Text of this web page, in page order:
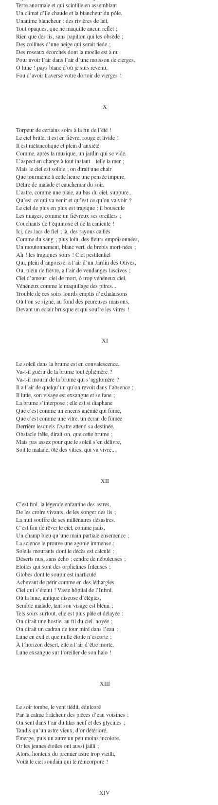
Terre anormale et qui scintille en assemblant
Un climat d’île chaude et la blancheur du pôle.
Unanime blancheur : des rivières de lait,
Tout opaques, que ne maquille aucun reflet ;
Rien que des lis, sans papillon qui les obsède ;
Des collines d’une neige qui serait tiède ;
Des roseaux écorchés dont la moelle est à nu
Pour avoir l’air dans l’air d’une moisson de cierges.
Ô lune ! pays blanc d’où je suis revenu,
Fou d’avoir traversé votre dortoir de vierges !
X
Torpeur de certains soirs à la fin de l’été !
Le ciel brûle, il est en fièvre, rouge et livide !
Il est mélancolique et plein d’anxiété
Comme, après la musique, un jardin qui se vide.
L’aspect en change à tout instant – telle la mer ;
Mais le ciel est solide ; on dirait une chair
Que tourmente à cette heure une pensée impure,
Délire de malade et cauchemar du soir.
L’astre, comme une plaie, au bas du ciel, suppure...
Qu’est-ce qui va venir et qu’est-ce qu’on va voir ?
Le ciel de plus en plus est tragique ; il bouscule
Les nuages, comme un fiévreux ses oreillers ;
Couchants de l’équinoxe et de la canicule !
Ici, des lacs de fiel ; là, des rayons caillés
Comme du sang ; plus loin, des fleurs empoisonnées,
Un moutonnement, blanc vert, de brebis mort-nées ;
Ah ! les tragiques soirs ! Ciel pestilentiel
Qui, plein d’angoisse, a l’air d’un Jardin des Olives,
Ou, plein de fièvre, a l’air de vendanges lascives ;
Ciel d’amour, ciel de mort, ô trop vénéneux ciel,
Vénéneux comme le maquillage des pitres...
Trouble de ces soirs lourds emplis d’exhalaisons
Où l’on se signe, au fond des peureuses maisons,
Devant un éclair brusque et qui soufre les vitres !
XI
Le soleil dans la brume est en convalescence.
Va-t-il guérir de la brume tout éphémère ?
Va-t-il mourir de la brume qui s’agglomère ?
Il a l’air de quelqu’un qu’on revoit dans l’absence ;
Il lutte, son visage est exsangue et se fane ;
La brume s’interpose ; elle est si diaphane
Que c’est comme un encens anémié qui fume,
Que c’est comme une vitre, un écran de fumée
Derrière lesquels l’Astre attend sa destinée.
Obstacle frêle, dirait-on, que cette brume ;
Mais pas assez pour que le soleil s’en délivre,
Soit le malade, ôté des vitres, qui va vivre...
XII
C’est fini, la légende enfantine des astres,
De les croire vivants, de les songer des lis ;
La nuit souffre de ses millénaires désastres.
C’est fini de rêver le ciel, comme jadis,
Un champ bleu qu’une main partiale ensemence ;
La science le prouve une agonie immense :
Soleils mourants dont le décès est calculé ;
Déserts nus, sans écho ; cendre de nébuleuses ;
Étoiles qui sont des orphelines frileuses ;
Globes dont le soupir est inarticulé
Achevant de périr comme en des léthargies.
Ciel qui s’éteint ! Vaste hôpital de l’Infini,
Où la lune, antique diseuse d’élégies,
Semble malade, tant son visage est blêmi ;
Tels soirs surtout, elle est plus pâle et délayée :
On dirait une hostie, au fil du ciel, noyée ;
On dirait un cadran de tour miré dans l’eau ;
Lune en exil et que nulle étoile n’escorte ;
À l’horizon désert, elle a l’air d’être morte,
Lune exsangue sur l’oreiller de son halo !
XIII
Le soir tombe, le vent tiédit, édulcoré
Par la calme fraîcheur des pièces d’eau voisines ;
On sent dans l’air du lilas neuf et des glycines ;
Tandis qu’un astre vieux, d’or détérioré,
Émerge, puis un autre un peu moins incolore.
Or les jeunes étoiles ont aussi jailli ;
Alors, honteux du premier astre trop vieilli,
Voilà le ciel soudain qui le réincorpore !
XIV